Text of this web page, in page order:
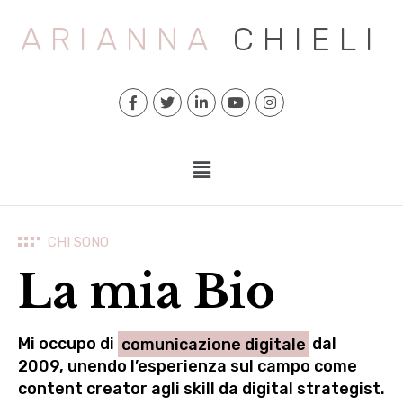
ARIANNA CHIELI
CHI SONO
La mia Bio
Mi occupo di comunicazione digitale dal
2009, unendo l’esperienza sul campo come
content creator agli skill da digital strategist.